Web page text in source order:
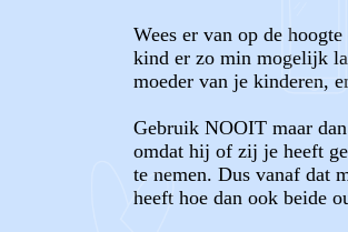
Wees er van op de
kind er zo min mogelijk
moeder van je kinderen,
Gebruik NOOIT maar
omdat hij of zij je heeft
te nemen. Dus vanaf dat
heeft hoe dan ook beide